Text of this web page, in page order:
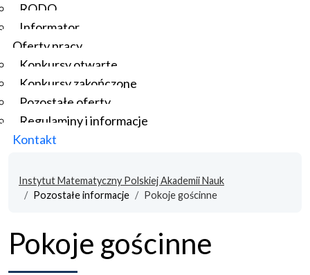
RODO
Informator
Oferty pracy
Konkursy otwarte
Konkursy zakończone
Pozostałe oferty
Regulaminy i informacje
Kontakt
Instytut Matematyczny Polskiej Akademii Nauk
Pozostałe informacje
Pokoje gościnne
Pokoje gościnne